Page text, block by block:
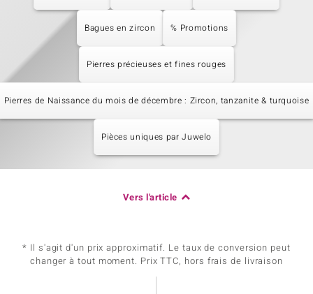
Bagues en zircon % Promotions
Pierres précieuses et fines rouges
Pierres de Naissance du mois de décembre : Zircon, tanzanite & turquoise
Pièces uniques par Juwelo
Vers l'article
* Il s'agit d'un prix approximatif. Le taux de conversion peut
changer à tout moment. Prix TTC, hors frais de livraison